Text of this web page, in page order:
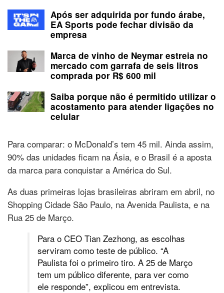
Após ser adquirida por fundo árabe,
EA Sports pode fechar divisão da
empresa
Marca de vinho de Neymar estreia no
mercado com garrafa de seis litros
comprada por R$ 600 mil
Saiba porque não é permitido utilizar o
acostamento para atender ligações no
celular
Para comparar: o McDonald’s tem 45 mil. Ainda assim,
90% das unidades ficam na Ásia, e o Brasil é a aposta
da marca para conquistar a América do Sul.
As duas primeiras lojas brasileiras abriram em abril, no
Shopping Cidade São Paulo, na Avenida Paulista, e na
Rua 25 de Março.
Para o CEO Tian Zezhong, as escolhas
serviram como teste de público. “A
Paulista foi o primeiro tiro. A 25 de Março
tem um público diferente, para ver como
ele responde”, explicou em entrevista.